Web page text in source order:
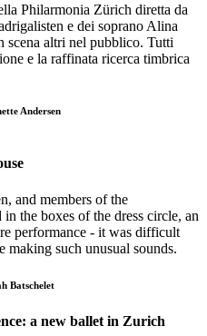
Philarmonia Zürich diretta da
e dei soprano Alina
scena altri nel pubblico. Tutti
e la raffinata ricerca timbrica
Andersen
and members of the
the boxes of the dress circle, an
performance - it was difficult
making such unusual sounds.
Batschelet
a new ballet in Zurich